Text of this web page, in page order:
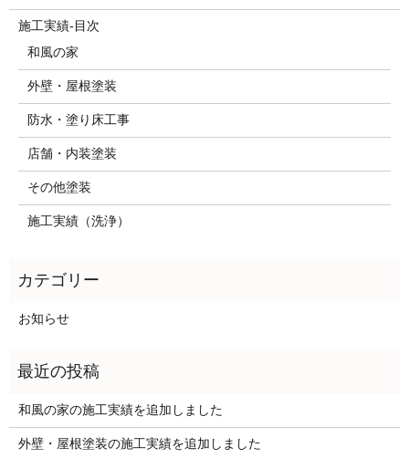
施工実績-目次
和風の家
外壁・屋根塗装
防水・塗り床工事
店舗・内装塗装
その他塗装
施工実績（洗浄）
お知らせ
和風の家の施工実績を追加しました
外壁・屋根塗装の施工実績を追加しました